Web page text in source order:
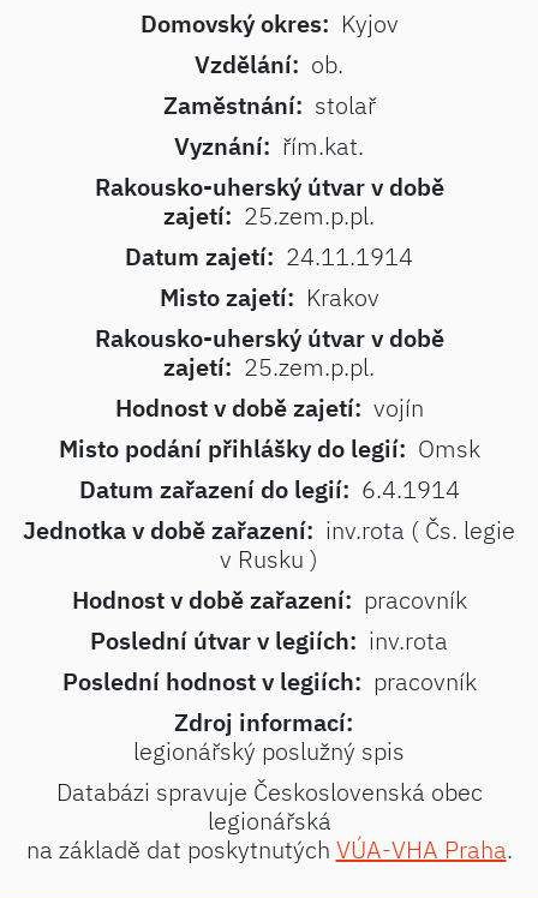
Domovský okres: Kyjov
Vzdělání: ob.
Zaměstnání: stolař
Vyznání: řím.kat.
Rakousko-uherský útvar v době
zajetí: 25.zem.p.pl.
Datum zajetí: 24.11.1914
Misto zajetí: Krakov
Rakousko-uherský útvar v době
zajetí: 25.zem.p.pl.
Hodnost v době zajetí: vojín
Misto podání přihlášky do legií: Omsk
Datum zařazení do legií: 6.4.1914
Jednotka v době zařazení: inv.rota ( Čs. legie
v Rusku )
Hodnost v době zařazení: pracovník
Poslední útvar v legiích: inv.rota
Poslední hodnost v legiích: pracovník
Zdroj informací:
legionářský poslužný spis
Databázi spravuje Československá obec
legionářská
na základě dat poskytnutých VÚA-VHA Praha.